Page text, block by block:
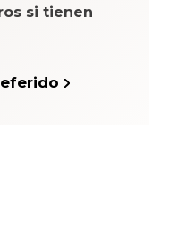
si tienen